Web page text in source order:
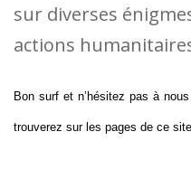
sur diverses
actions
Bon surf et n’hésitez pas à
trouverez sur les pages de ce